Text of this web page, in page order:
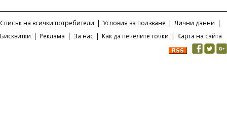
Списък на всички потребители | Условия за ползване | Лични данни |
Бисквитки | Реклама | За нас | Как да печелите точки | Карта на сайта